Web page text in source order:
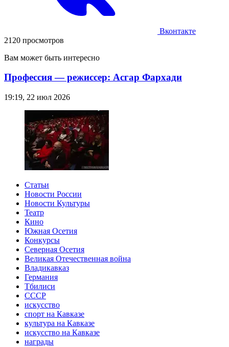
Вконтакте
2120 просмотров
Вам может быть интересно
Профессия — режиссер: Асгар Фархади
19:19, 22 июл 2026
Статьи
Новости России
Новости Культуры
Театр
Кино
Южная Осетия
Конкурсы
Северная Осетия
Великая Отечественная война
Владикавказ
Германия
Тбилиси
СССР
искусство
спорт на Кавказе
культура на Кавказе
искусство на Кавказе
награды